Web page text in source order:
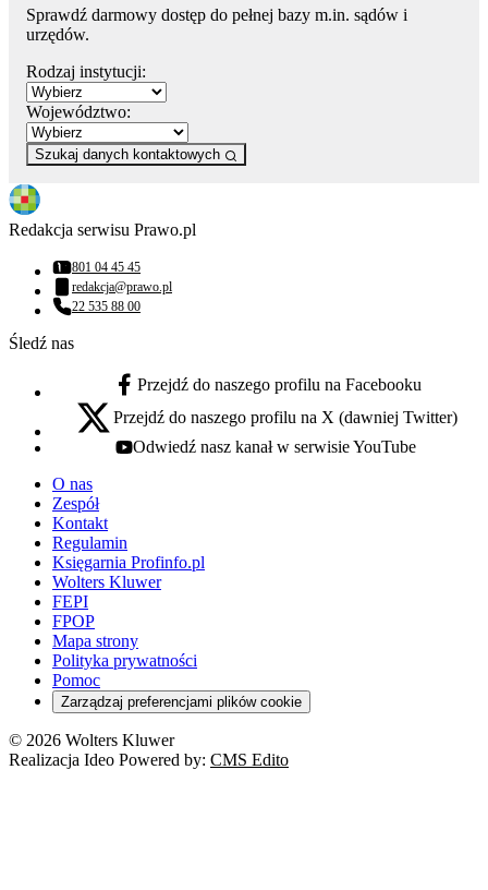
Sprawdź darmowy dostęp do pełnej bazy m.in. sądów i
urzędów.
Rodzaj instytucji:
Województwo:
Szukaj danych kontaktowych
Redakcja serwisu Prawo.pl
Numer telefonu:
801 04 45 45
Adres email:
redakcja@prawo.pl
Numer telefonu:
22 535 88 00
Śledź nas
facebook - otwiera się w nowej karcie
Przejdź do naszego profilu na Facebooku
x - otwiera się w nowej karcie
Przejdź do naszego profilu na X (dawniej Twitter)
youtube - otwiera się w nowej karcie
Odwiedź nasz kanał w serwisie YouTube
O nas
Zespół
Kontakt
Regulamin
Księgarnia Profinfo.pl
Wolters Kluwer
FEPI
FPOP
Mapa strony
Polityka prywatności
Pomoc
Zarządzaj preferencjami plików cookie
© 2026 Wolters Kluwer
Realizacja Ideo Powered by: CMS Edito